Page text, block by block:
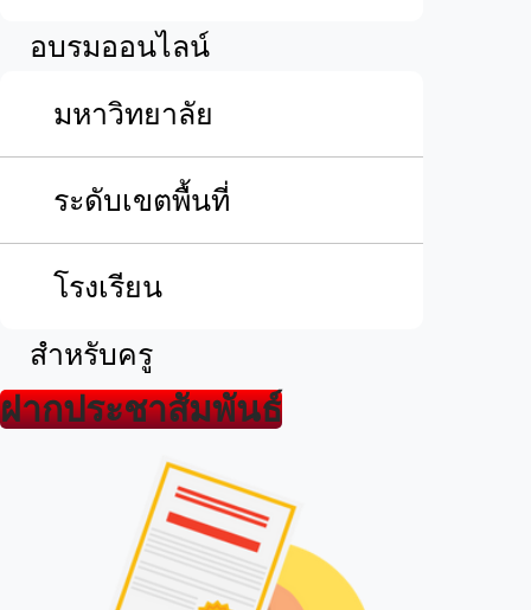
อบรมออนไลน์
มหาวิทยาลัย
ระดับเขตพื้นที่
โรงเรียน
สำหรับครู
ฝากประชาสัมพันธ์